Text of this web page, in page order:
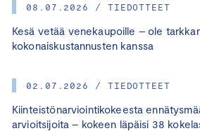
08.07.2026 / TIEDOTTEET
Kesä vetää venekaupoille – ole
kokonaiskustannusten kanssa
02.07.2026 / TIEDOTTEET
Kiinteistönarviointikokeesta
arvioitsijoita – kokeen läpäisi 38